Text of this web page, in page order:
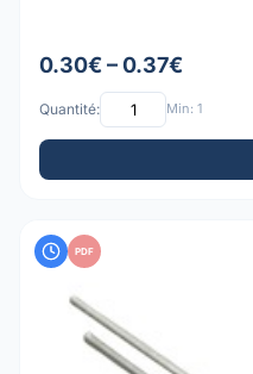
0.30€ – 0.37€
Quantité: Min: 1
PDF